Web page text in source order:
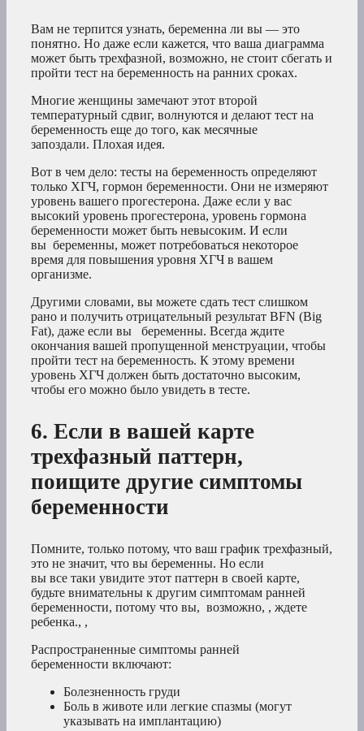
Вам не терпится узнать, беременна ли вы — это
понятно. Но даже если кажется, что ваша диаграмма
может быть трехфазной, возможно, не стоит сбегать и
пройти тест на беременность на ранних сроках.
Многие женщины замечают этот второй
температурный сдвиг, волнуются и делают тест на
беременность еще до того, как месячные
запоздали. Плохая идея.
Вот в чем дело: тесты на беременность определяют
только ХГЧ, гормон беременности. Они не измеряют
уровень вашего прогестерона. Даже если у вас
высокий уровень прогестерона, уровень гормона
беременности может быть невысоким. И если
вы беременны, может потребоваться некоторое
время для повышения уровня ХГЧ в вашем
организме.
Другими словами, вы можете сдать тест слишком
рано и получить отрицательный результат BFN (Big
Fat), даже если вы беременны. Всегда ждите
окончания вашей пропущенной менструации, чтобы
пройти тест на беременность. К этому времени
уровень ХГЧ должен быть достаточно высоким,
чтобы его можно было увидеть в тесте.
6. Если в вашей карте
трехфазный паттерн,
поищите другие симптомы
беременности
Помните, только потому, что ваш график трехфазный,
это не значит, что вы беременны. Но если
вы все таки увидите этот паттерн в своей карте,
будьте внимательны к другим симптомам ранней
беременности, потому что вы, возможно, , ждете
ребенка., ,
Распространенные симптомы ранней
беременности включают:
Болезненность груди
Боль в животе или легкие спазмы (могут
указывать на имплантацию)